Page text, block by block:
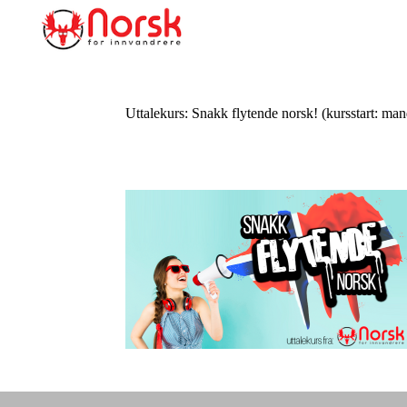
Uttalekurs: Snakk flytende norsk! (kursstart: